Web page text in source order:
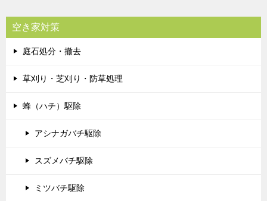
空き家対策
庭石処分・撤去
草刈り・芝刈り・防草処理
蜂（ハチ）駆除
アシナガバチ駆除
スズメバチ駆除
ミツバチ駆除